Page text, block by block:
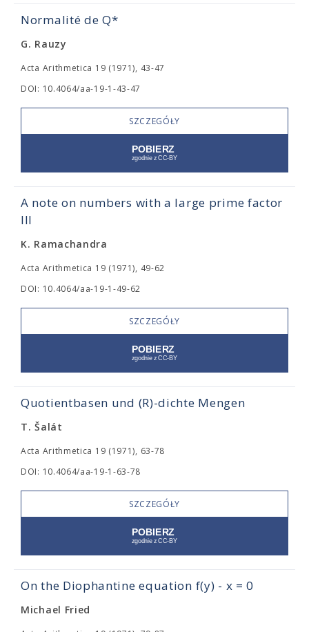
Normalité de Q*
G. Rauzy
Acta Arithmetica 19 (1971), 43-47
DOI: 10.4064/aa-19-1-43-47
SZCZEGÓŁY
A note on numbers with a large prime factor
III
K. Ramachandra
Acta Arithmetica 19 (1971), 49-62
DOI: 10.4064/aa-19-1-49-62
SZCZEGÓŁY
Quotientbasen und (R)-dichte Mengen
T. Šalát
Acta Arithmetica 19 (1971), 63-78
DOI: 10.4064/aa-19-1-63-78
SZCZEGÓŁY
On the Diophantine equation f(y) - x = 0
Michael Fried